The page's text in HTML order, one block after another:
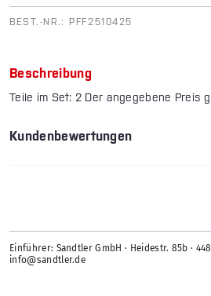
BEST.-NR.: PFF2510425
Beschreibung
Teile im Set: 2 Der angegebene Preis
Kundenbewertungen
Einführer: Sandtler GmbH · Heidestr. 85b ·
info@sandtler.de